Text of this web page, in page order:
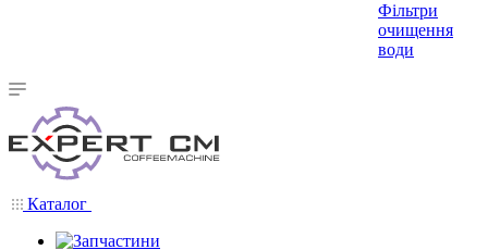
Фільтри
очищення
води
Каталог